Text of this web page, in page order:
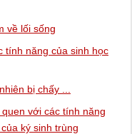
về lối sống
tính năng của sinh học
bị chấy ...
với các tính năng
ký sinh trùng